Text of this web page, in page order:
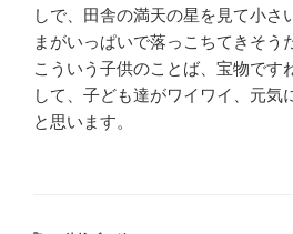
しで、田舎の満天の星を見て小さ
まがいっぱいで落っこちてきそう
こういう子供のことば、宝物です
して、子ども達がワイワイ、元気
と思います。